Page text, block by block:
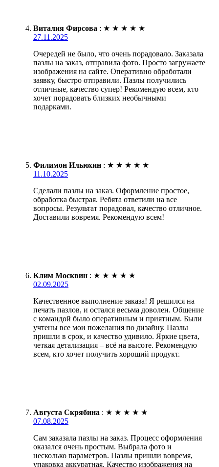
Виталия Фирсова : ★ ★ ★ ★ ★
27.11.2025
Очередей не было, что очень порадовало. Заказала
пазлы на заказ, отправила фото. Просто загружаете
изображения на сайте. Оперативно обработали
заявку, быстро отправили. Пазлы получились
отличные, качество супер! Рекомендую всем, кто
хочет порадовать близких необычными
подарками.
Филимон Ильюхин : ★ ★ ★ ★ ★
11.10.2025
Сделали пазлы на заказ. Оформление простое,
обработка быстрая. Ребята ответили на все
вопросы. Результат порадовал, качество отличное.
Доставили вовремя. Рекомендую всем!
Клим Москвин : ★ ★ ★ ★ ★
02.09.2025
Качественное выполнение заказа! Я решился на
печать пазлов, и остался весьма доволен. Общение
с командой было оперативным и приятным. Были
учтены все мои пожелания по дизайну. Пазлы
пришли в срок, и качество удивило. Яркие цвета,
четкая детализация – всё на высоте. Рекомендую
всем, кто хочет получить хороший продукт.
Августа Скрябина : ★ ★ ★ ★ ★
07.08.2025
Сам заказала пазлы на заказ. Процесс оформления
оказался очень простым. Выбрала фото и
несколько параметров. Пазлы пришли вовремя,
упаковка аккуратная. Качество изображения на